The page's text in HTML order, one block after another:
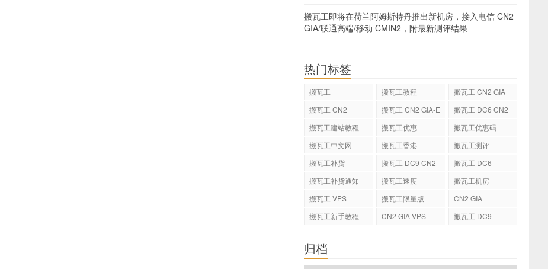
搬瓦工即将在荷兰阿姆斯特丹推出新机房，接入电信 CN2
GIA/联通高端/移动 CMIN2，附最新测评结果
热门标签
搬瓦工 搬瓦工教程
搬瓦工 CN2 GIA
搬瓦工 CN2
搬瓦工 CN2 GIA-E
搬瓦工 DC6 CN2
搬瓦工建站教程 搬瓦工优惠
搬瓦工优惠码
搬瓦工中文网
搬瓦工香港
搬瓦工测评
搬瓦工补货
搬瓦工 DC9 CN2
搬瓦工 DC6
搬瓦工补货通知
搬瓦工速度
搬瓦工机房
搬瓦工 VPS
搬瓦工限量版
CN2 GIA
搬瓦工新手教程
CN2 GIA VPS 搬瓦工 DC9
归档